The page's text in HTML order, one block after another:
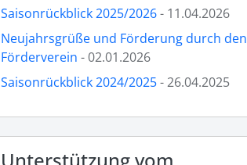
Saisonrückblick 2025/2026- 11.04.2026
Neujahrsgrüße und Förderung durch den
Förderverein - 02.01.2026
Saisonrückblick 2024/2025- 26.04.2025
Unterstützung vom